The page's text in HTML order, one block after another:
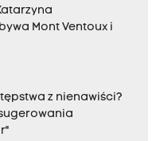
Mont Ventoux i
z nienawiści?